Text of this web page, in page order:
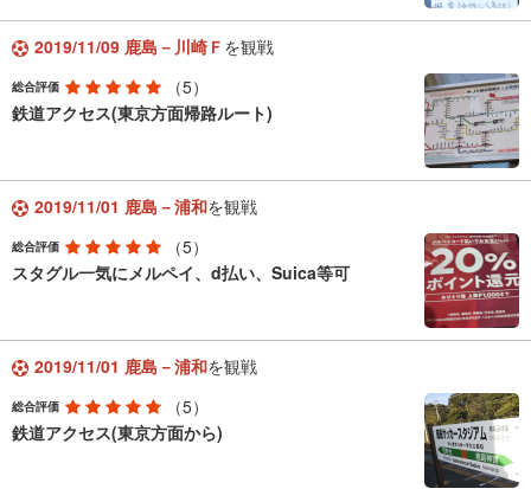
2019/11/09 鹿島－川崎Ｆ を観戦
総合評価
（5）
鉄道アクセス(東京方面帰路ルート)
2019/11/01 鹿島－浦和を観戦
総合評価
（5）
スタグル一気にメルペイ、d払い、Suica等可
2019/11/01 鹿島－浦和を観戦
総合評価
（5）
鉄道アクセス(東京方面から)